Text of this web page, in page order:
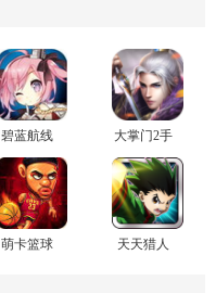
碧蓝航线
官方版
大掌门2手
游
萌卡篮球
天天猎人